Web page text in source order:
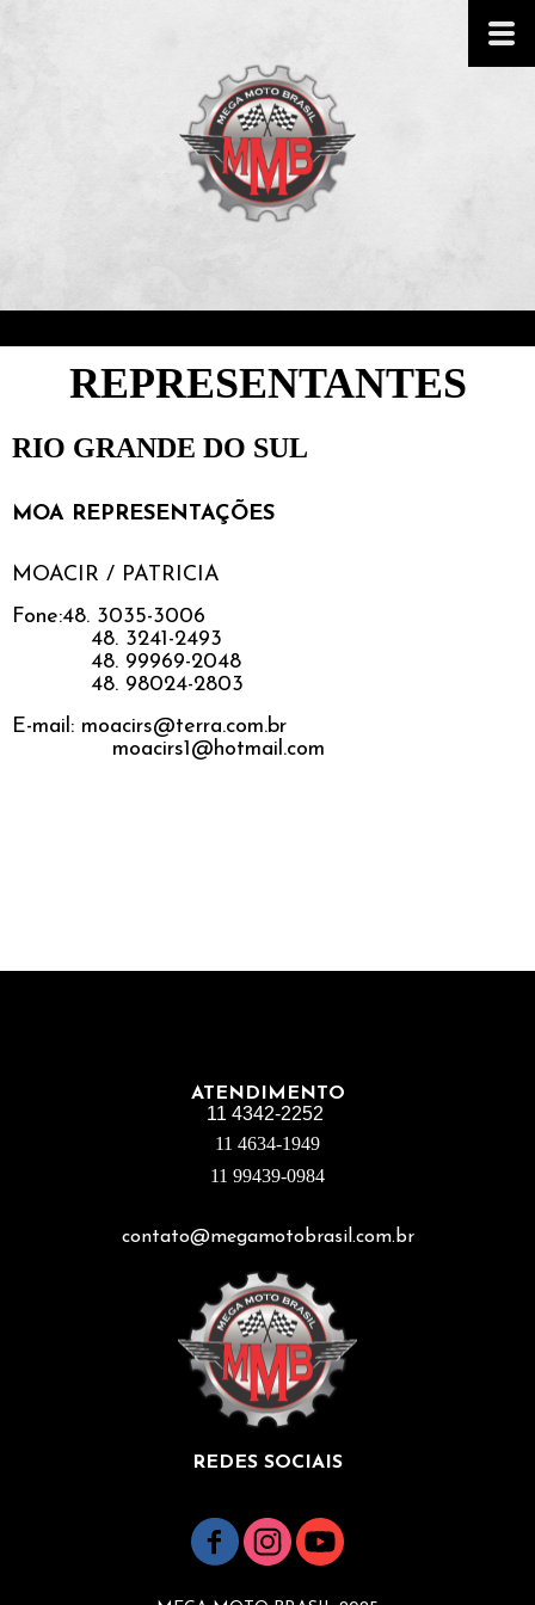
REPRESENTANTES
RIO GRANDE DO SUL
MOA REPRESENTAÇÕES
MOACIR / PATRICIA
Fone:48. 3035-3006
48. 3241-2493
48. 99969-2048
48. 98024-2803
E-mail: moacirs@terra.com.br
moacirs1@hotmail.com
ATENDIMENTO
11 4342-2252
11 4634-1949
11 99439-0984
contato@megamotobrasil.com.br
REDES SOCIAIS